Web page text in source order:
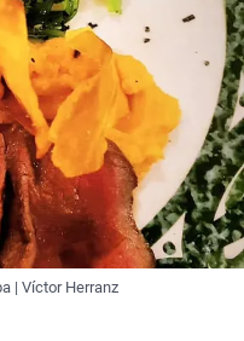
| Víctor Herranz